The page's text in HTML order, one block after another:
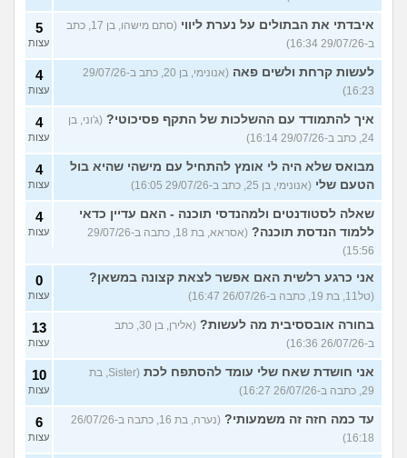
איבדתי את הבתולים על נערת ליווי
(סתם מישהו, בן 17, כתב
ב-29/07/26 16:34)
5
עצות
לעשות קרחת ולשים פאה
(אנונימי, בן 20, כתב ב-29/07/26
16:23)
4
עצות
איך להתמודד עם ההשלכות של התקף פסיכוטי? (ג'וני, בן
24, כתב ב-29/07/26 16:14)
4
עצות
מבואס שלא היה לי אומץ להתחיל עם מישהי שהיא בול
הטעם שלי (אנונימי, בן 25, כתב ב-29/07/26 16:05)
4
עצות
שאלה לסטודנטים ולמהנדסי תוכנה - האם עדיין כדאי
ללמוד הנדסת תוכנה?
(אסראא, בת 18, כתבה ב-29/07/26
15:56)
4
עצות
אני כרגע רלשית האם אפשר לצאת קצונה במשאן?
(טל11, בת 19, כתבה ב-26/07/26 16:47)
0
עצות
בחורה אובססיבית מה לעשות?
(אלירן, בן 30, כתב
ב-26/07/26 16:36)
13
עצות
אני חושדת שאח שלי עומד להסתפח לכת
(Sister, בת
29, כתבה ב-26/07/26 16:27)
10
עצות
עד כמה חזה זה משמעותי?
(נערה, בת 16, כתבה ב-26/07/26
16:18)
6
עצות